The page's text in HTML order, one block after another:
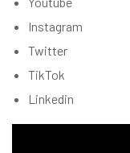
Instagram
Twitter
TikTok
Linkedin